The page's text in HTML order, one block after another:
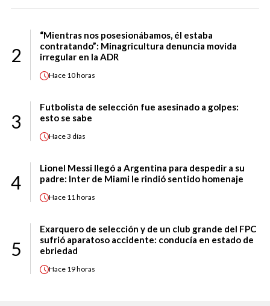
2
“Mientras nos posesionábamos, él estaba
contratando”: Minagricultura denuncia movida
irregular en la ADR
Hace 10 horas
3
Futbolista de selección fue asesinado a golpes:
esto se sabe
Hace3 días
4
Lionel Messi llegó a Argentina para despedir a su
padre: Inter de Miami le rindió sentido homenaje
Hace 11 horas
5
Exarquero de selección y de un club grande del FPC
sufrió aparatoso accidente: conducía en estado de
ebriedad
Hace 19 horas